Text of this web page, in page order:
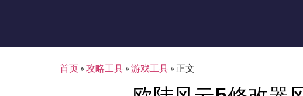
首页 »攻略工具 »游戏工具 » 正文